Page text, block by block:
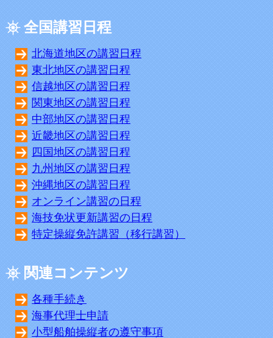
全国講習日程
北海道地区の講習日程
東北地区の講習日程
信越地区の講習日程
関東地区の講習日程
中部地区の講習日程
近畿地区の講習日程
四国地区の講習日程
九州地区の講習日程
沖縄地区の講習日程
オンライン講習の日程
海技免状更新講習の日程
特定操縦免許講習（移行講習）
関連コンテンツ
各種手続き
海事代理士申請
小型船舶操縦者の遵守事項